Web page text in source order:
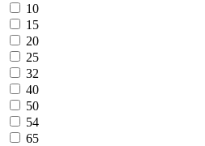
10
15
20
25
32
40
50
54
65